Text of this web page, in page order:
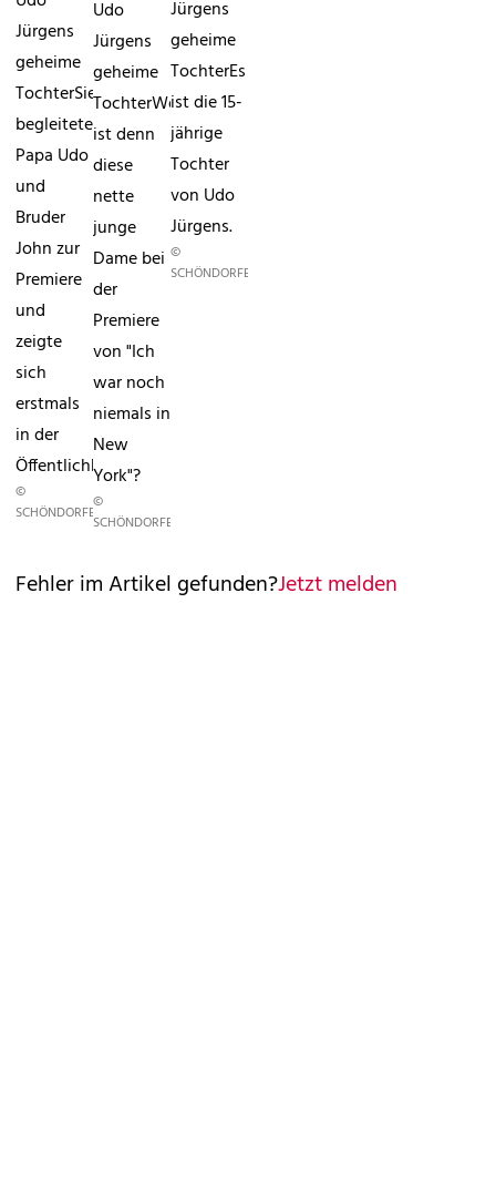
Jürgens
geheime
TochterSie
begleitete
Papa Udo
und
Bruder
John zur
Premiere
und
zeigte
sich
erstmals
in der
Öffentlichkeit.
©
SCHÖNDORFER
Udo
Jürgens
geheime
TochterWer
ist denn
diese
nette
junge
Dame bei
der
Premiere
von "Ich
war noch
niemals in
New
York"?
©
SCHÖNDORFER
Jürgens
geheime
TochterEs
ist die 15-
jährige
Tochter
von Udo
Jürgens.
©
SCHÖNDORFER
Fehler im Artikel gefunden?Jetzt melden